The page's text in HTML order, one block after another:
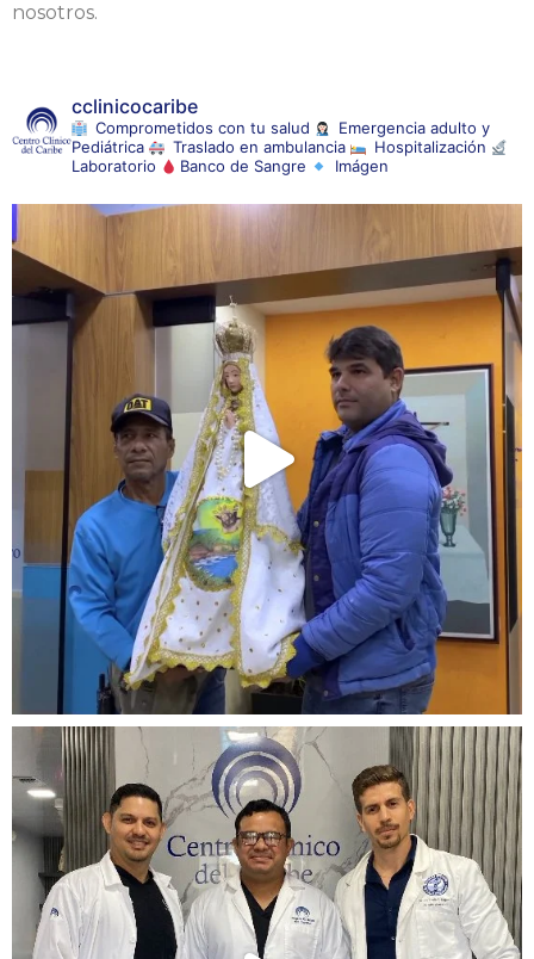
nosotros.
cclinicocaribe
Comprometidos con tu salud
Emergencia adulto y
Pediátrica
Traslado en ambulancia
Hospitalización
Laboratorio
Banco de Sangre Imágen